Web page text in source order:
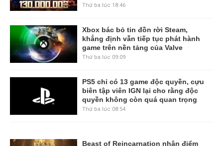
Thứ ba lúc 18:46
Xbox bác bỏ tin đồn rời Steam,
khẳng định vẫn tiếp tục phát hành
game trên nền tảng của Valve
Thứ ba lúc 09:09
PS5 chỉ có 13 game độc quyền, cựu
biên tập viên IGN lại cho rằng độc
quyền không còn quá quan trọng
Thứ ba lúc 08:54
Beast of Reincarnation nhận điểm